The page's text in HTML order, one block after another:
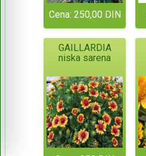
Cena: 250,00 DIN
GAILLARDIA
niska sarena